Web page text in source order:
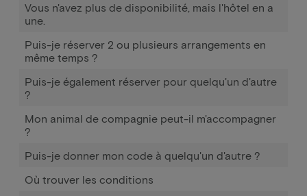
Vous n'avez plus de disponibilité, mais l'hôtel en a
une.
Puis-je réserver 2 ou plusieurs arrangements en
même temps ?
Puis-je également réserver pour quelqu'un d'autre
?
Mon animal de compagnie peut-il m'accompagner
?
Puis-je donner mon code à quelqu'un d'autre ?
Où trouver les conditions